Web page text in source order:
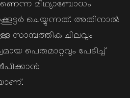
മിഥ്യാബോധം
ചെയ്യുന്നത്. അതിനാൽ
സാമ്പത്തിക ചിലവും
പെരുമാറ്റവും പേടിച്ച്